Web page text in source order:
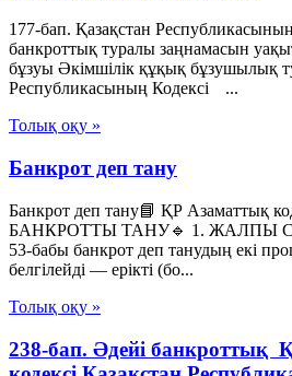
177-бап. Қазақстан
банкроттық туралы заңнамасын
бұзуы Әкімшілік құқық бұзушылық
Республикасының Кодексі ...
Толық оқу »
Банкрот деп тану
Банкрот деп тану📘 ҚР Азаматтық
БАНКРОТТЫ ТАНУ🔹 1. ЖАЛПЫ
53-бабы банкрот деп танудың екі
белгілейді — ерікті (бо...
Толық оқу »
238-бап. Әдейi